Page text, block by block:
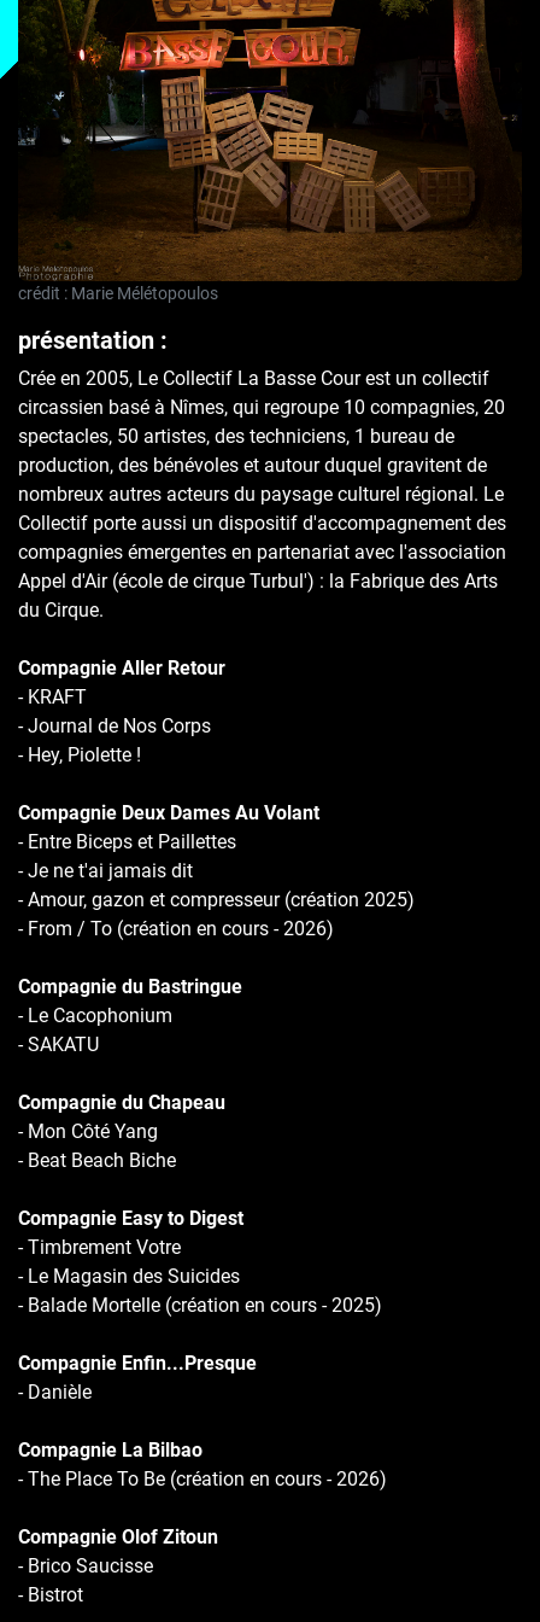
crédit : Marie Mélétopoulos
présentation :
Crée en 2005, Le Collectif La Basse Cour est un collectif
circassien basé à Nîmes, qui regroupe 10 compagnies, 20
spectacles, 50 artistes, des techniciens, 1 bureau de
production, des bénévoles et autour duquel gravitent de
nombreux autres acteurs du paysage culturel régional. Le
Collectif porte aussi un dispositif d'accompagnement des
compagnies émergentes en partenariat avec l'association
Appel d'Air (école de cirque Turbul') : la Fabrique des Arts
du Cirque.
Compagnie Aller Retour
- KRAFT
- Journal de Nos Corps
- Hey, Piolette !
Compagnie Deux Dames Au Volant
- Entre Biceps et Paillettes
- Je ne t'ai jamais dit
- Amour, gazon et compresseur (création 2025)
- From / To (création en cours - 2026)
Compagnie du Bastringue
- Le Cacophonium
- SAKATU
Compagnie du Chapeau
- Mon Côté Yang
- Beat Beach Biche
Compagnie Easy to Digest
- Timbrement Votre
- Le Magasin des Suicides
- Balade Mortelle (création en cours - 2025)
Compagnie Enfin...Presque
- Danièle
Compagnie La Bilbao
- The Place To Be (création en cours - 2026)
Compagnie Olof Zitoun
- Brico Saucisse
- Bistrot